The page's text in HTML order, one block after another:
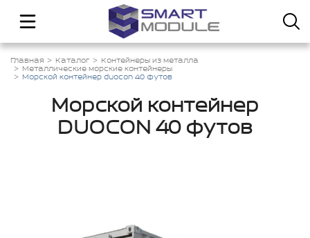
Главная Каталог
Контейнеры из металла
Металлические морские контейнеры
Морской контейнер duocon 40 футов
Морской контейнер
DUOCON 40 футов